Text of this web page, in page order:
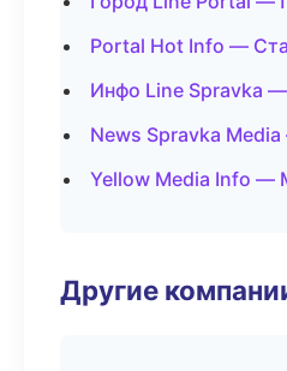
Portal Hot Info —
Инфо Line Spravka
News Spravka
Yellow Media Info —
Другие